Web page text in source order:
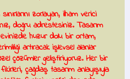
zorlayan, ilham verici
doğru adrestesiniz.Tasarım
huzur dolu bir ortam,
artıracak işlevsel alanlar
çözümler geliştiriyoruz. Her bir
çağdaş tasarım anlayışıyla